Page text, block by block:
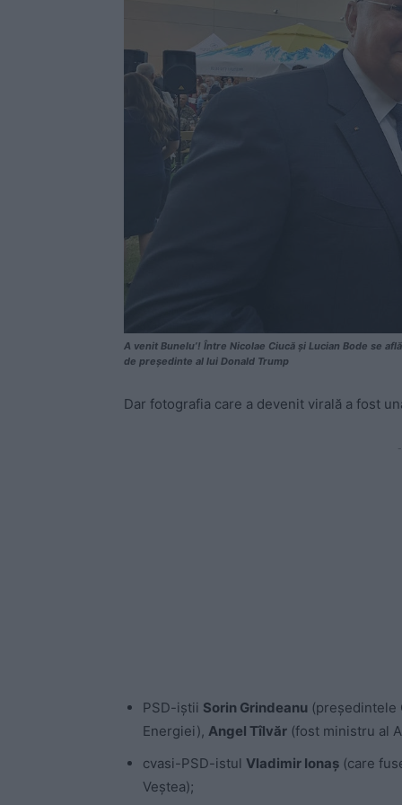
A venit Bunelu’! Între Nicolae Ciucă și Lucian Bode se
de președinte al lui Donald Trump
Dar fotografia care a devenit virală a fost
PSD-iștii Sorin Grindeanu (președintele
Energiei), Angel Tîlvăr (fost ministru al
cvasi-PSD-istul Vladimir Ionaș (care
Veștea);